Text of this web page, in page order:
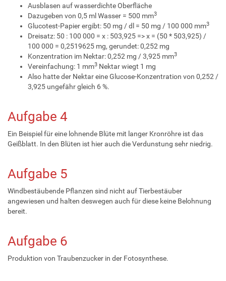
Ausblasen auf wasserdichte Oberfläche
Dazugeben von 0,5 ml Wasser = 500 mm3
Glucotest-Papier ergibt: 50 mg / dl = 50 mg / 100 000 mm3
Dreisatz: 50 : 100 000 = x : 503,925 => x = (50 * 503,925) /
100 000 = 0,2519625 mg, gerundet: 0,252 mg
Konzentration im Nektar: 0,252 mg / 3,925 mm3
Vereinfachung: 1 mm3 Nektar wiegt 1 mg
Also hatte der Nektar eine Glucose-Konzentration von 0,252 /
3,925 ungefähr gleich 6 %.
Aufgabe 4
Ein Beispiel für eine lohnende Blüte mit langer Kronröhre ist das
Geißblatt. In den Blüten ist hier auch die Verdunstung sehr niedrig.
Aufgabe 5
Windbestäubende Pflanzen sind nicht auf Tierbestäuber
angewiesen und halten deswegen auch für diese keine Belohnung
bereit.
Aufgabe 6
Produktion von Traubenzucker in der Fotosynthese.